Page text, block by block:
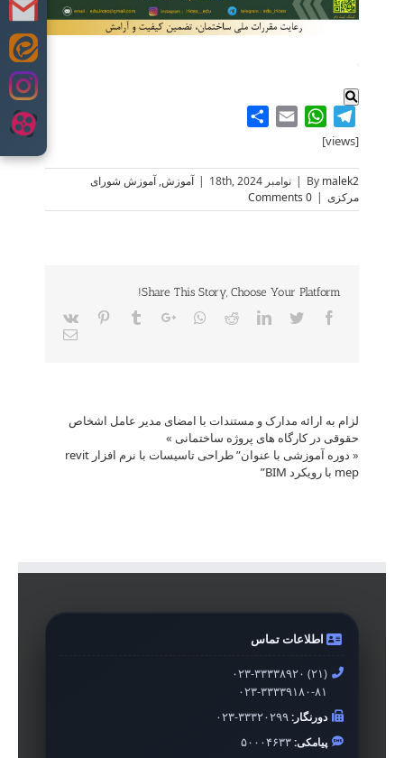
.
Telegram
WhatsApp
Email
[views]
By malek2
| نوامبر 18th, 2024 | آموزش,آموزش شورای
مرکزی |
0 Comments
Share This Story, Choose Your Platform!
Facebook
Twitter
LinkedIn
Reddit
Whatsapp
Google+
Tumblr
Pinterest
Vk
Email
لزام به ارائه مدارک و مستندات با امضای مدیر عامل اشخاص
حقوقی در کارگاه های پروژه ساختمانی »
«
دوره آموزشی با عنوان” طراحی تاسیسات با نرم افزار revit
mep با رویکرد BIM”
اطلاعات تماس
۰۲۳-۳۳۳۳۸۹۲۰ (۲۱)
۰۲۳-۳۳۳۳۹۱۸۰-۸۱
دورنگار:۰۲۳-۳۳۳۲۰۲۹۹
پیامکی:۵۰۰۰۴۶۳۳